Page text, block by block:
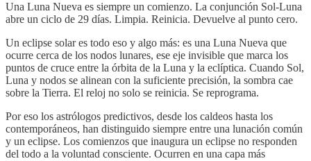
Una Luna Nueva es siempre un comienzo. La conjunción Sol-Luna
abre un ciclo de 29 días. Limpia. Reinicia. Devuelve al punto cero.
Un eclipse solar es todo eso y algo más: es una Luna Nueva que
ocurre cerca de los nodos lunares, ese eje invisible que marca los
puntos de cruce entre la órbita de la Luna y la eclíptica. Cuando Sol,
Luna y nodos se alinean con la suficiente precisión, la sombra cae
sobre la Tierra. El reloj no solo se reinicia. Se reprograma.
Por eso los astrólogos predictivos, desde los caldeos hasta los
contemporáneos, han distinguido siempre entre una lunación común
y un eclipse. Los comienzos que inaugura un eclipse no responden
del todo a la voluntad consciente. Ocurren en una capa más